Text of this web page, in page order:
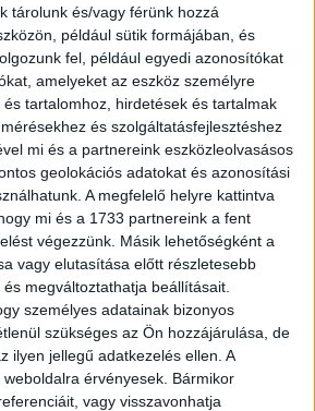
tárolunk és/vagy férünk hozzá
például sütik formájában, és
fel, például egyedi azonosítókat
amelyeket az eszköz személyre
tartalomhoz, hirdetések és tartalmak
és szolgáltatásfejlesztéshez
mi és a partnereink eszközleolvasásos
geolokációs adatokat és azonosítási
A megfelelő helyre kattintva
mi és a 1733 partnereink a fent
végezzünk. Másik lehetőségként a
vagy elutasítása előtt részletesebb
megváltoztathatja beállításait.
személyes adatainak bizonyos
szükséges az Ön hozzájárulása, de
ilyen jellegű adatkezelés ellen. A
érvényesek. Bármikor
vagy visszavonhatja
a kihívást, és átugrotta az 5,5
után Armand Duplantis euforikus
a matracról, és így foglalta össze a
„Pályafutásom során már sok
de ez az ugrás teljesen más
termékekből álló fal előtt állni
élményt és sportkihívást jelentett
próbálkozásig rendkívül feszült volt
ez motivált engem.
olyan rekordot állítottunk fel,
nem fog megismételni. A Lidllel
írtunk, és erről még évek múlva is
– mondta Armand